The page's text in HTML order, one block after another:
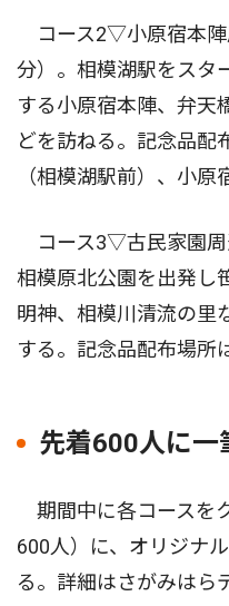
コース2▽小原宿本陣
分）。相模湖駅をスタ
する小原宿本陣、弁天
どを訪ねる。記念品配
（相模湖駅前）、小原
コース3▽古民家園周
相模原北公園を出発し
明神、相模川清流の里
する。記念品配布場所
先着600人に一
期間中に各コースを
600人）に、オリジナ
る。詳細はさがみはら